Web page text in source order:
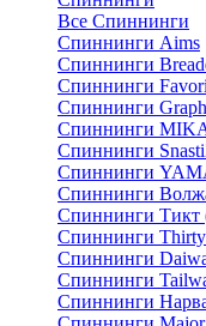
Все Спиннинги
Спиннинги Aims
Спиннинги
Спиннинги
Спиннинги
Спиннинги
Спиннинги
Спиннинги
Спиннинги
Спиннинги Тикт
Спиннинги
Спиннинги
Спиннинги
Спиннинги